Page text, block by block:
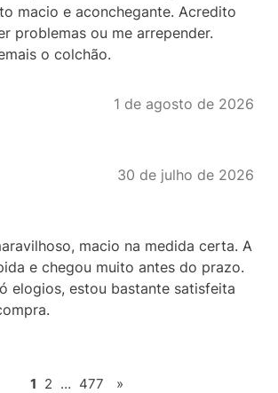
macio e aconchegante. Acredito
problemas ou me arrepender.
o colchão.
1 de agosto de 2026
30 de julho de 2026
macio na medida certa. A
e chegou muito antes do prazo.
elogios, estou bastante satisfeita
1 2 … 477 »